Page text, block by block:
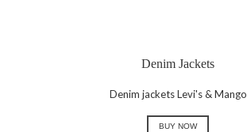
Denim Jackets
Denim jackets Levi's & Mango
BUY NOW